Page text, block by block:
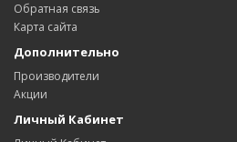
Обратная связь
Карта сайта
Дополнительно
Производители
Акции
Личный Кабинет